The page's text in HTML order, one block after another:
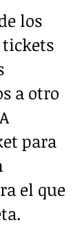
los
tickets
a otro
para
el que